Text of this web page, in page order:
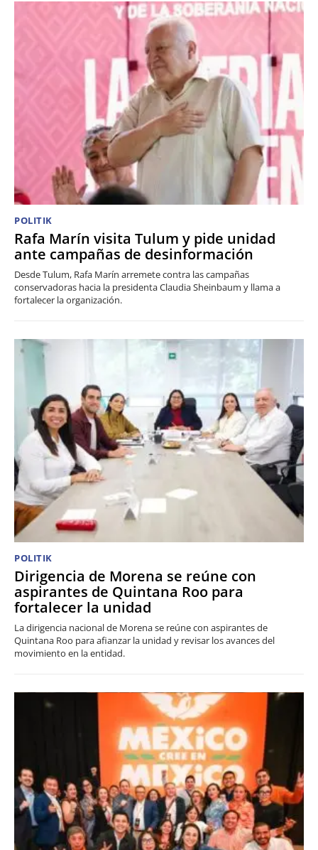
POLITIK
Rafa Marín visita Tulum y pide unidad
ante campañas de desinformación
Desde Tulum, Rafa Marín arremete contra las campañas
conservadoras hacia la presidenta Claudia Sheinbaum y llama a
fortalecer la organización.
POLITIK
Dirigencia de Morena se reúne con
aspirantes de Quintana Roo para
fortalecer la unidad
La dirigencia nacional de Morena se reúne con aspirantes de
Quintana Roo para afianzar la unidad y revisar los avances del
movimiento en la entidad.